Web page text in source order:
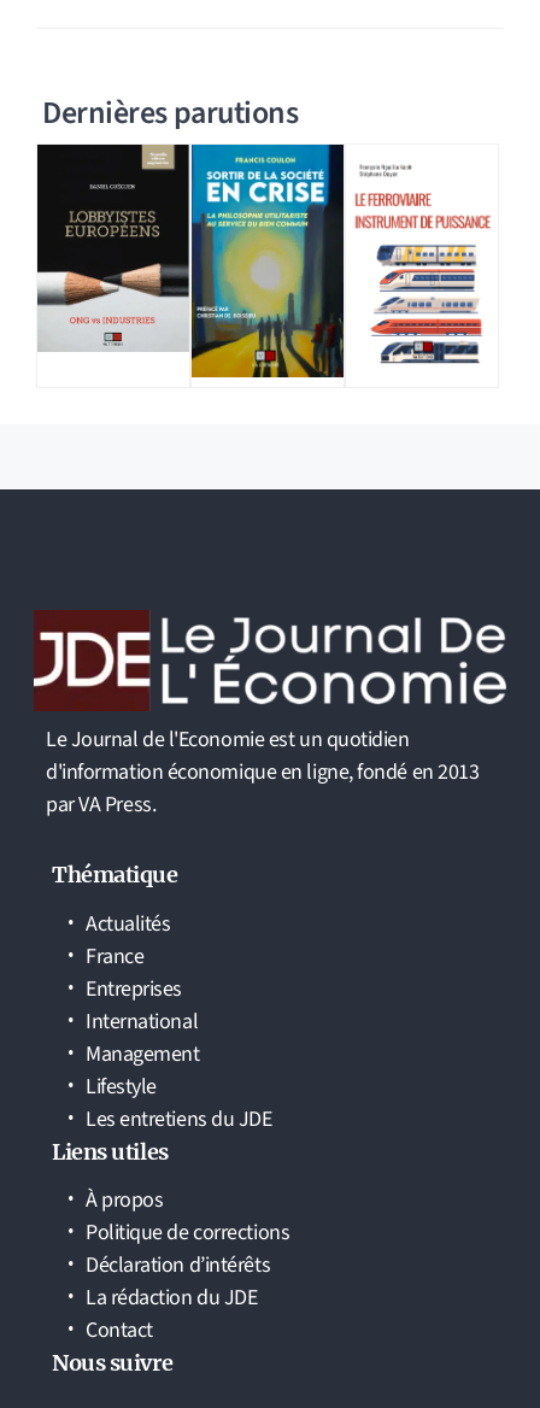
Dernières parutions
Le Journal de l'Economie est un quotidien
d'information économique en ligne, fondé en 2013
par VA Press.
Thématique
Actualités
France
Entreprises
International
Management
Lifestyle
Les entretiens du JDE
Liens utiles
À propos
Politique de corrections
Déclaration d’intérêts
La rédaction du JDE
Contact
Nous suivre